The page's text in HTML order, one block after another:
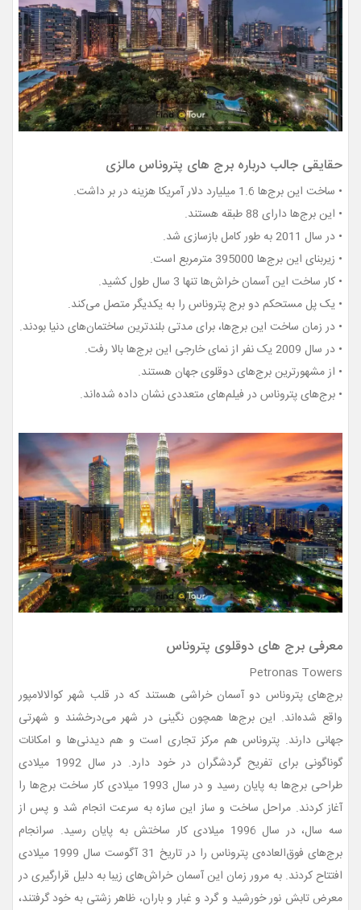
حقایقی جالب درباره برج های پتروناس مالزی
• ساخت این برج‌ها 1.6 میلیارد دلار آمریکا هزینه در بر داشت.
• این برج‌ها دارای 88 طبقه هستند.
• در سال 2011 به طور کامل بازسازی شد.
• زیربنای این برج‌ها 395000 مترمربع است.
• کار ساخت این آسمان خراش‌ها تنها 3 سال طول کشید.
• یک پل مستحکم دو برج پتروناس را به یکدیگر متصل می‌کند.
• در زمان ساخت این برج‌ها، برای مدتی بلندترین ساختمان‌های دنیا بودند.
• در سال 2009 یک نفر از نمای خارجی این برج‌ها بالا رفت.
• از مشهورترین برج‌های دوقلوی جهان هستند.
• برج‌های پتروناس در فیلم‌های متعددی نشان داده شده‌اند.
معرفی برج های دوقلوی پتروناس
Petronas Towers
برج‌های پتروناس دو آسمان خراشی هستند که در قلب شهر کوالالامپور
واقع شده‌اند. این برج‌ها همچون نگینی در شهر می‌درخشند و شهرتی
جهانی دارند. پتروناس هم مرکز تجاری است و هم دیدنی‌ها و امکانات
گوناگونی برای تفریح گردشگران در خود دارد. در سال 1992 میلادی
طراحی برج‌ها به پایان رسید و در سال 1993 میلادی کار ساخت برج‌ها را
آغاز کردند. مراحل ساخت و ساز این سازه به سرعت انجام شد و پس از
سه سال، در سال 1996 میلادی کار ساختش به پایان رسید. سرانجام
برج‌های فوق‌العاده‌ی پتروناس را در تاریخ 31 آگوست سال 1999 میلادی
افتتاح کردند. به مرور زمان این آسمان خراش‌های زیبا به دلیل قرارگیری در
معرض تابش نور خورشید و گرد و غبار و باران، ظاهر زشتی به خود گرفتند،